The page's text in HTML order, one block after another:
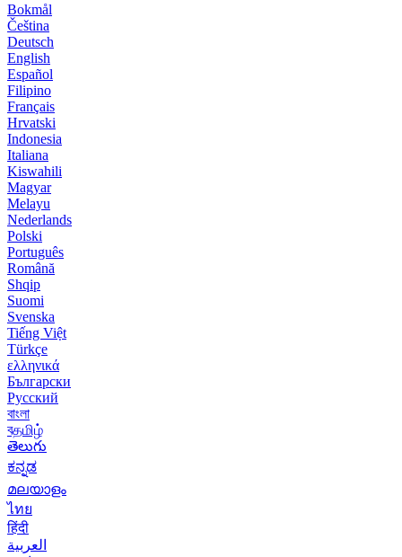
Bokmål
Čeština
Deutsch
English
Español
Filipino
Français
Hrvatski
Indonesia
Italiana
Kiswahili
Magyar
Melayu
Nederlands
Polski
Português
Română
Shqip
Suomi
Svenska
Tiếng Việt
Türkçe
ελληνικά
Български
Русский
বাংলা
বதமிழ்
తెలుగు
ಕನ್ನಡ
മലയാളം
ไทย
हिंदी
العربية